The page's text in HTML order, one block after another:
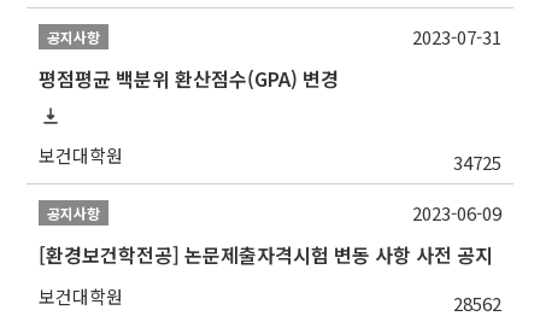
공지사항
평점평균 백분위 환산점수(GPA) 변경
보건대학원 34725
2023-07-31
공지사항
[환경보건학전공] 논문제출자격시험 변동 사항 사전 공지
보건대학원 28562
2023-06-09